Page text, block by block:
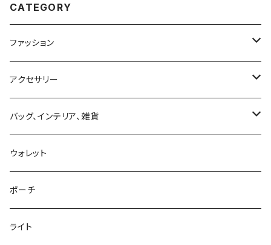
CATEGORY
ファッション
スカート
パンツ
ワンピース
サロペット
ハーフパンツ
アクセサリー
ピアス
ネックレス
ブレスレット
アンクレット
バッグ、インテリア、雑貨
バッグ
がま口
がま口
キーホルダー
ウォレット
ポーチ
ライト